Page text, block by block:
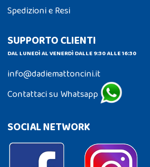
Spedizioni e Resi
SUPPORTO CLIENTI
DAL LUNEDÌ AL VENERDÌ DALLE 9:30 ALLE 16:30
info@dadiemattoncini.it
Contattaci su Whatsapp
SOCIAL NETWORK